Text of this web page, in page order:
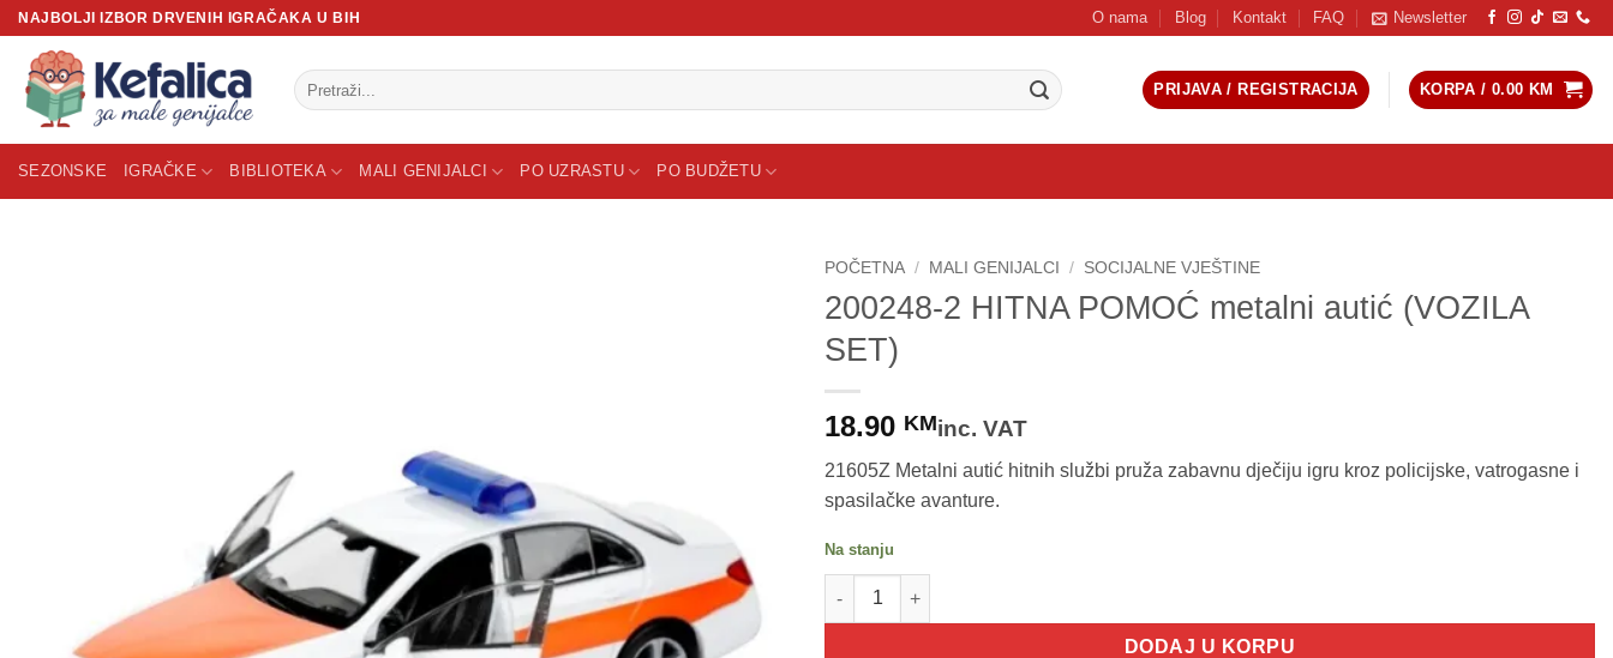
Skip
content
NAJBOLJI IZBOR DRVENIH IGRAČAKA U BIH O nama Blog Kontakt FAQ Newsletter
Pretraži:
PRIJAVA / REGISTRACIJA KORPA / 0.00 KM
SEZONSKE IGRAČKE BIBLIOTEKA MALI GENIJALCI PO UZRASTU PO BUDŽETU
POČETNA / MALI GENIJALCI / SOCIJALNE VJEŠTINE
200248-2 HITNA POMOĆ metalni autić (VOZILA
SET)
18.90 KMinc. VAT
21605Z Metalni autić hitnih službi pruža zabavnu dječiju igru kroz policijske, vatrogasne i
spasilačke avanture.
Na stanju
200248-2 HITNA POMOĆ metalni autić (VOZILA SET) količina
DODAJ U KORPU